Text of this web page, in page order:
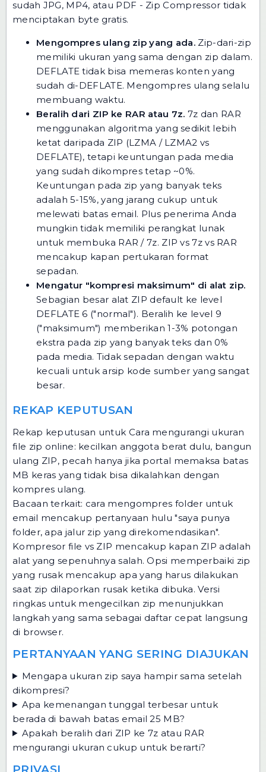
sudah JPG, MP4, atau PDF - Zip Compressor tidak
menciptakan byte gratis.
Mengompres ulang zip yang ada. Zip-dari-zip
memiliki ukuran yang sama dengan zip dalam.
DEFLATE tidak bisa memeras konten yang
sudah di-DEFLATE. Mengompres ulang selalu
membuang waktu.
Beralih dari ZIP ke RAR atau 7z. 7z dan RAR
menggunakan algoritma yang sedikit lebih
ketat daripada ZIP (LZMA / LZMA2 vs
DEFLATE), tetapi keuntungan pada media
yang sudah dikompres tetap ~0%.
Keuntungan pada zip yang banyak teks
adalah 5-15%, yang jarang cukup untuk
melewati batas email. Plus penerima Anda
mungkin tidak memiliki perangkat lunak
untuk membuka RAR / 7z. ZIP vs 7z vs RAR
mencakup kapan pertukaran format
sepadan.
Mengatur "kompresi maksimum" di alat zip.
Sebagian besar alat ZIP default ke level
DEFLATE 6 ("normal"). Beralih ke level 9
("maksimum") memberikan 1-3% potongan
ekstra pada zip yang banyak teks dan 0%
pada media. Tidak sepadan dengan waktu
kecuali untuk arsip kode sumber yang sangat
besar.
REKAP KEPUTUSAN
Rekap keputusan untuk Cara mengurangi ukuran
file zip online: kecilkan anggota berat dulu, bangun
ulang ZIP, pecah hanya jika portal memaksa batas
MB keras yang tidak bisa dikalahkan dengan
kompres ulang.
Bacaan terkait: cara mengompres folder untuk
email mencakup pertanyaan hulu "saya punya
folder, apa jalur zip yang direkomendasikan".
Kompresor file vs ZIP mencakup kapan ZIP adalah
alat yang sepenuhnya salah.Opsi memperbaiki zip
yang rusak mencakup apa yang harus dilakukan
saat zip dilaporkan rusak ketika dibuka.Versi
ringkas untuk mengecilkan zip menunjukkan
langkah yang sama sebagai daftar cepat langsung
di browser.
PERTANYAAN YANG SERING DIAJUKAN
Mengapa ukuran zip saya hampir sama setelah
dikompresi?
Apa kemenangan tunggal terbesar untuk
berada di bawah batas email 25 MB?
Apakah beralih dari ZIP ke 7z atau RAR
mengurangi ukuran cukup untuk berarti?
PRIVASI